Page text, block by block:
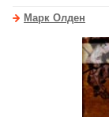
Марк Олден